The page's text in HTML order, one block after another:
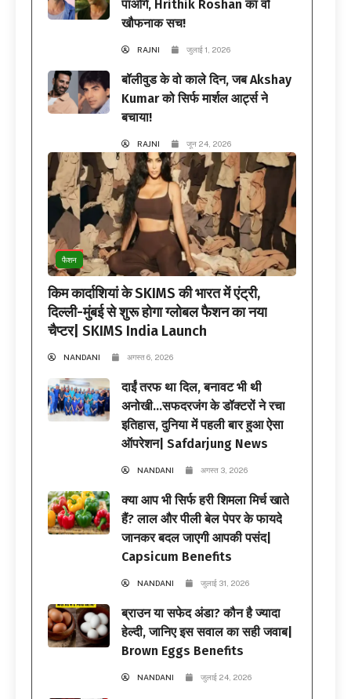
पाओगे, Hrithik Roshan का वो
खौफनाक सच!
RAJNI जुलाई 1, 2026
बॉलीवुड के वो काले दिन, जब Akshay
Kumar को सिर्फ मार्शल आर्ट्स ने
बचाया!
RAJNI जून 24, 2026
फैशन
किम कार्दाशियां के SKIMS की भारत में एंट्री,
दिल्ली-मुंबई से शुरू होगा ग्लोबल फैशन का नया
चैप्टर| SKIMS India Launch
NANDANI अगस्त 6, 2026
दाईं तरफ था दिल, बनावट भी थी
अनोखी…सफदरजंग के डॉक्टरों ने रचा
इतिहास, दुनिया में पहली बार हुआ ऐसा
ऑपरेशन| Safdarjung News
NANDANI अगस्त 3, 2026
क्या आप भी सिर्फ हरी शिमला मिर्च खाते
हैं? लाल और पीली बेल पेपर के फायदे
जानकर बदल जाएगी आपकी पसंद|
Capsicum Benefits
NANDANI जुलाई 31, 2026
ब्राउन या सफेद अंडा? कौन है ज्यादा
हेल्दी, जानिए इस सवाल का सही जवाब|
Brown Eggs Benefits
NANDANI जुलाई 24, 2026